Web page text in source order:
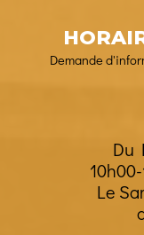
Demande
Du
Le